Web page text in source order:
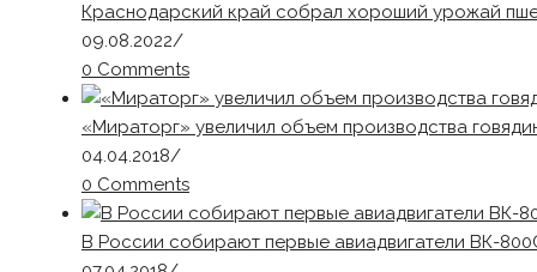
Краснодарский край собрал хороший урожай
09.08.2022/
0 Comments
«Мираторг» увеличил объем производства
04.04.2018/
0 Comments
В России собирают первые авиадвигатели ВК-